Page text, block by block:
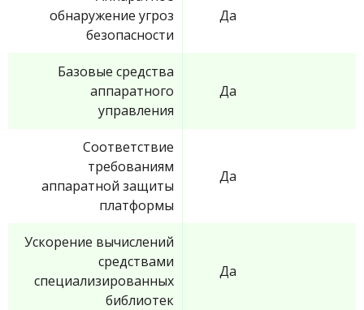
обнаружение угроз
безопасности
Да
Базовые средства
аппаратного
управления
Да
Соответствие
требованиям
аппаратной защиты
платформы
Да
Ускорение вычислений
средствами
специализированных
библиотек
Да